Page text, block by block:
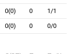
0(0) 0 1/1
0(0) 0 0/0